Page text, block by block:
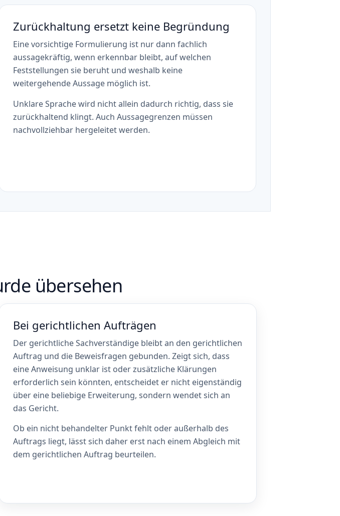
Zurückhaltung ersetzt keine Begründung
Eine vorsichtige Formulierung ist nur dann fachlich
aussagekräftig, wenn erkennbar bleibt, auf welchen
Feststellungen sie beruht und weshalb keine
weitergehende Aussage möglich ist.
Unklare Sprache wird nicht allein dadurch richtig, dass sie
zurückhaltend klingt. Auch Aussagegrenzen müssen
nachvollziehbar hergeleitet werden.
übersehen
Bei gerichtlichen Aufträgen
Der gerichtliche Sachverständige bleibt an den gerichtlichen
Auftrag und die Beweisfragen gebunden. Zeigt sich, dass
eine Anweisung unklar ist oder zusätzliche Klärungen
erforderlich sein könnten, entscheidet er nicht eigenständig
über eine beliebige Erweiterung, sondern wendet sich an
das Gericht.
Ob ein nicht behandelter Punkt fehlt oder außerhalb des
Auftrags liegt, lässt sich daher erst nach einem Abgleich mit
dem gerichtlichen Auftrag beurteilen.